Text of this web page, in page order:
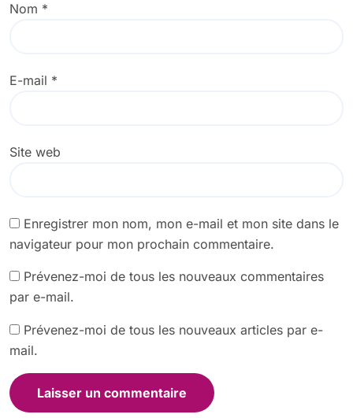
Nom *
E-mail *
Site web
Enregistrer mon nom, mon e-mail et mon site dans le
navigateur pour mon prochain commentaire.
Prévenez-moi de tous les nouveaux commentaires
par e-mail.
Prévenez-moi de tous les nouveaux articles par e-
mail.